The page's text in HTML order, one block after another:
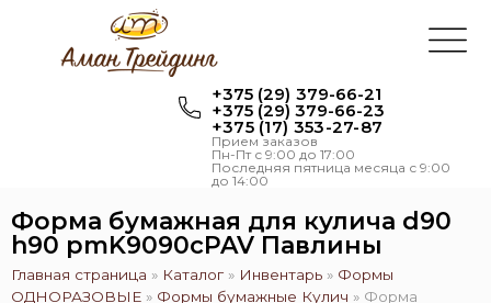
+375 (29) 379-66-21
+375 (29) 379-66-23
+375 (17) 353-27-87
Прием заказов
Пн-Пт с 9:00 до 17:00
Последняя пятница месяца с 9:00
до 14:00
Форма бумажная для кулича d90
h90 pmK9090cPAV Павлины
Главная страница » Каталог » Инвентарь » Формы
ОДНОРАЗОВЫЕ » Формы бумажные Кулич » Форма